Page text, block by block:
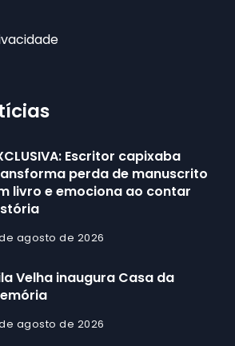
Escritor capixaba
perda de manuscrito
livro e emociona ao contar
agosto de 2026
Velha inaugura Casa da
agosto de 2026